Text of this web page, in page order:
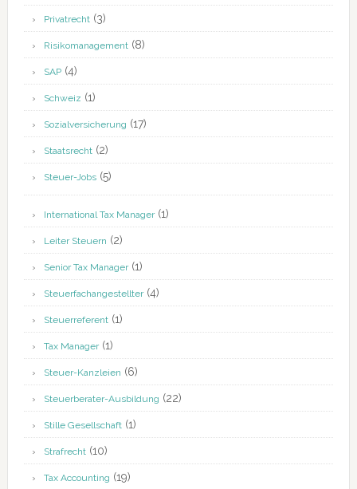
Privatrecht(3)
Risikomanagement(8)
SAP(4)
Schweiz (1)
Sozialversicherung (17)
Staatsrecht(2)
Steuer-Jobs(5)
International Tax Manager(1)
Leiter Steuern (2)
Senior Tax Manager(1)
Steuerfachangestellter(4)
Steuerreferent(1)
Tax Manager(1)
Steuer-Kanzleien (6)
Steuerberater-Ausbildung (22)
Stille Gesellschaft(1)
Strafrecht(10)
Tax Accounting (19)